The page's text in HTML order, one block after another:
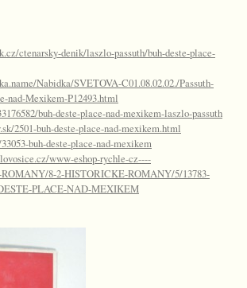
ctenarsky-denik/laszlo-passuth/buh-deste-place-
Nabidka/SVETOVA-C01.08.02.02./Passuth-
nad-Mexikem-P12493.html
buh-deste-place-nad-mexikem-laszlo-passuth
2501-buh-deste-place-nad-mexikem.html
buh-deste-place-nad-mexikem
www-eshop-rychle-cz----
8-2-HISTORICKE-ROMANY/5/13783-
PLACE-NAD-MEXIKEM